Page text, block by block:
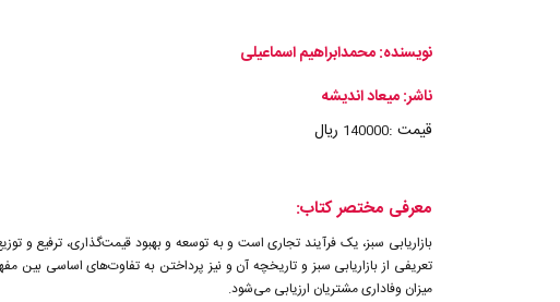
نویسنده: محمدابراهیم اسماعیلی
ناشر: میعاد اندیشه
قیمت :140000 ریال
معرفی مختصر کتاب:
بازاریابی سبز، یک فرآیند تجاری است و به توسعه و بهبود قیمت‌گذاری، ترفیع
تعریفی از بازاریابی سبز و تاریخچه آن و نیز پرداختن به تفاوت‌های اساسی بین
میزان وفاداری مشتریان ارزیابی می‌شود.